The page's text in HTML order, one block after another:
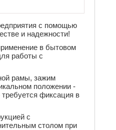
с помощью
и надежности!
в бытовом
работы с
рамы, зажим
положении -
фиксация в
с
столом при